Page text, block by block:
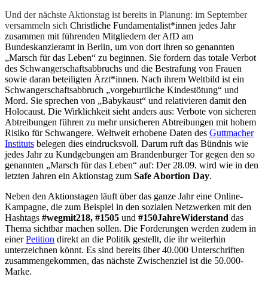
Und der nächste Aktionstag ist bereits in Planung: im September
versammeln sich Christliche Fundamentalist*innen jedes Jahr
zusammen mit führenden Mitgliedern der AfD am
Bundeskanzleramt in Berlin, um von dort ihren so genannten
„Marsch für das Leben“ zu beginnen. Sie fordern das totale Verbot
des Schwangerschaftsabbruchs und die Bestrafung von Frauen
sowie daran beteiligten Ärzt*innen. Nach ihrem Weltbild ist ein
Schwangerschaftsabbruch „vorgeburtliche Kindestötung“ und
Mord. Sie sprechen von „Babykaust“ und relativieren damit den
Holocaust. Die Wirklichkeit sieht anders aus: Verbote von sicheren
Abtreibungen führen zu mehr unsicheren Abtreibungen mit hohem
Risiko für Schwangere. Weltweit erhobene Daten des Guttmacher
Instituts belegen dies eindrucksvoll. Darum ruft das Bündnis wie
jedes Jahr zu Kundgebungen am Brandenburger Tor gegen den so
genannten „Marsch für das Leben“ auf: Der 28.09. wird wie in den
letzten Jahren ein Aktionstag zum Safe Abortion Day.
Neben den Aktionstagen läuft über das ganze Jahr eine Online-
Kampagne, die zum Beispiel in den sozialen Netzwerken mit den
Hashtags #wegmit218, #1505 und #150JahreWiderstand das
Thema sichtbar machen sollen. Die Forderungen werden zudem in
einerPetition direkt an die Politik gestellt, die ihr weiterhin
unterzeichnen könnt. Es sind bereits über 40.000 Unterschriften
zusammengekommen, das nächste Zwischenziel ist die 50.000-
Marke.